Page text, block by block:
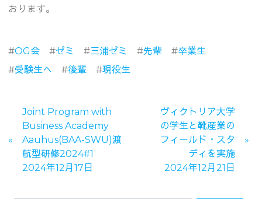
おります。
#OG会 #ゼミ #三浦ゼミ #先輩 #卒業生
#受験生へ #後輩 #現役生
Joint Program with
Business Academy
Aauhus(BAA-SWU)渡
航型研修2024#1
2024年12月17日
ヴィクトリア大学
の学生と靴産業の
フィールド・スタ
ディを実施
2024年12月21日